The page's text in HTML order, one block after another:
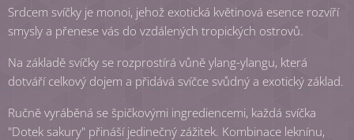
Srdcem svíčky je monoi, jehož exotická květinová esence rozvíří
smysly a přenese vás do vzdálených tropických ostrovů.
Na základě svíčky se rozprostírá vůně ylang-ylangu, která
dotváří celkový dojem a přidává svíčce svůdný a exotický základ.
Ručně vyráběná se špičkovými ingrediencemi, každá svíčka
"Dotek sakury" přináší jedinečný zážitek. Kombinace leknínu,